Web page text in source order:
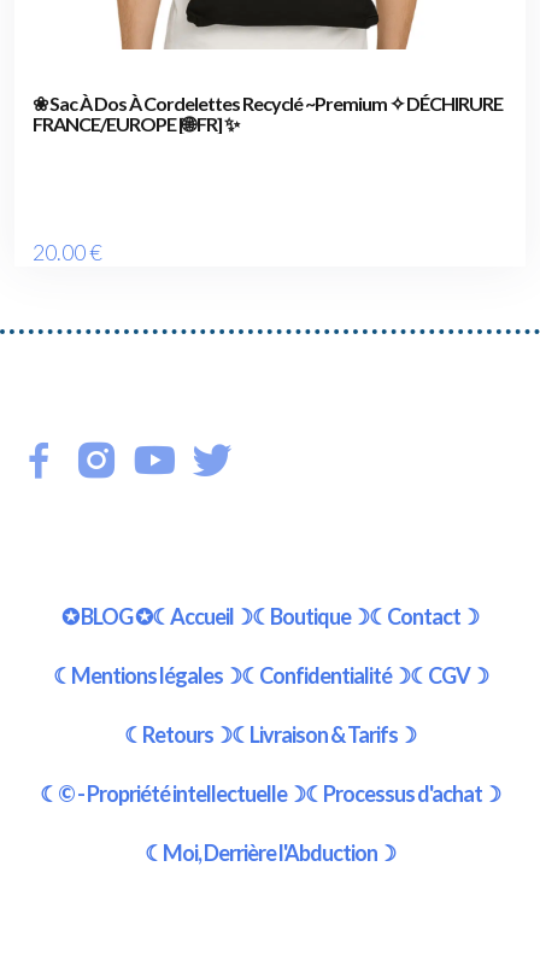
❀ Sac À Dos À Cordelettes Recyclé ~Premium ✧ DÉCHIRURE
FRANCE/EUROPE [🌐 FR] ✨
20.00€
✪ BLOG ✪☾Accueil☽☾Boutique☽☾Contact☽
☾Mentions légales☽☾Confidentialité☽☾CGV☽
☾Retours☽☾Livraison & Tarifs☽
☾© - Propriété intellectuelle☽☾Processus d'achat☽
☾Moi, Derrière l'Abduction☽